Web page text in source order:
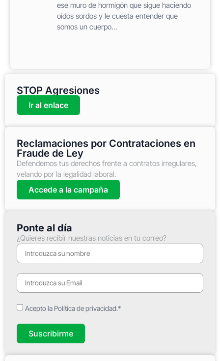
ese muro de hormigón que sigue haciendo
oídos sordos y le cuesta entender que
somos un cuerpo...
STOP Agresiones
Ir al enlace
Reclamaciones por Contrataciones en
Fraude de Ley
Defendemos tus derechos frente a contratos irregulares,
velando por la legalidad laboral.
Accede a la campaña
Ponte al día
¿Quieres recibir nuestras noticias en tu correo?
Acepto la Política de privacidad.*
Suscribirme